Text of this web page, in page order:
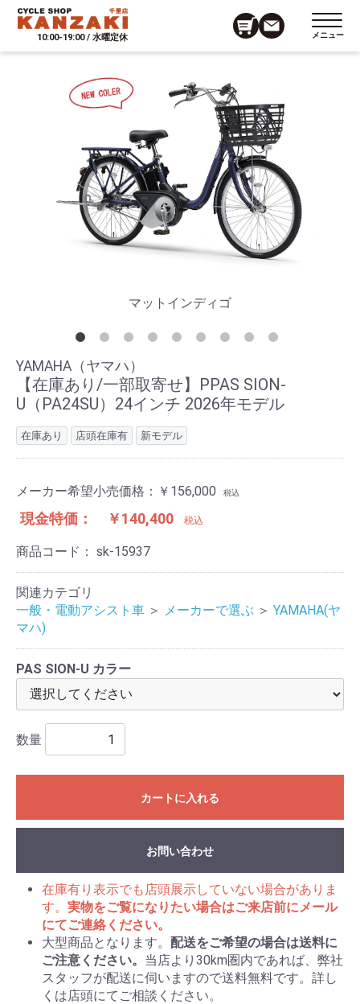
10:00-19:00 / 水曜定休 メニュー
マットインディゴ
YAMAHA（ヤマハ）
【在庫あり/一部取寄せ】PPAS SION-
U（PA24SU）24インチ 2026年モデル
在庫あり 店頭在庫有 新モデル
メーカー希望小売価格： ￥156,000 税込
現金特価： ￥140,400 税込
商品コード： sk-15937
関連カテゴリ
一般・電動アシスト車 ＞ メーカーで選ぶ ＞ YAMAHA(ヤ
マハ)
PAS SION-U カラー
数量
カートに入れる
お問い合わせ
在庫有り表示でも店頭展示していない場合がありま
す。 実物をご覧になりたい場合はご来店前にメール
にてご連絡ください。
大型商品となります。 配送をご希望の場合は送料に
ご注意ください。 当店より30km圏内であれば、弊社
スタッフが配送に伺いますので送料無料です。詳し
くは店頭にてご相談ください。